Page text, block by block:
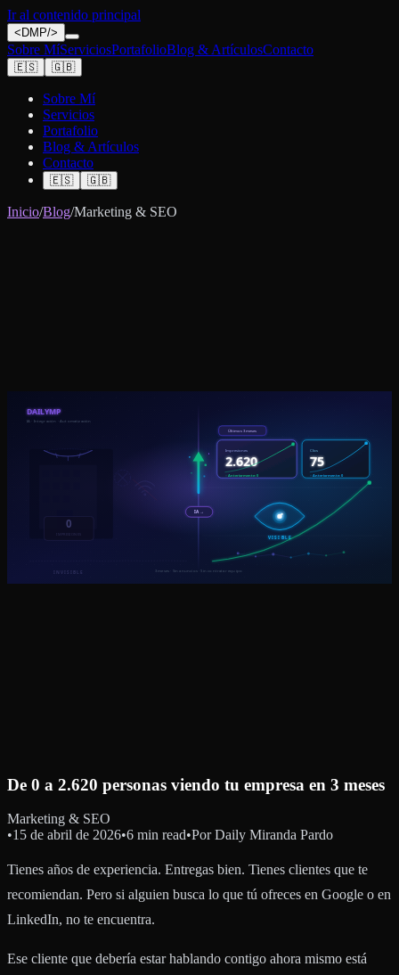
Ir al contenido principal
< DMP/>
Sobre MíServiciosPortafolioBlog & ArtículosContacto
🇪🇸 🇬🇧
Sobre Mí
Servicios
Portafolio
Blog & Artículos
Contacto
🇪🇸 🇬🇧
Inicio/Blog/Marketing & SEO
De 0 a 2.620 personas viendo tu empresa en 3 meses
Marketing & SEO
•15 de abril de 2026•6 min read•Por Daily Miranda Pardo
Tienes años de experiencia. Entregas bien. Tienes clientes que te
recomiendan. Pero si alguien busca lo que tú ofreces en Google o en
LinkedIn, no te encuentra.
Ese cliente que debería estar hablando contigo ahora mismo está